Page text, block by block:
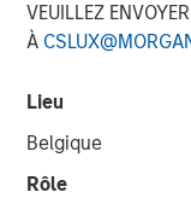
VEUILLEZ
À
Lieu
Belgique
Rôle
01 FÉVRIER 2021
Kublai GmbH